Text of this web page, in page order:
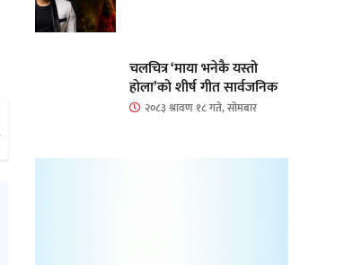
चलचित्र ‘माया भनेकै यस्तो
होला’को शीर्ष गीत सार्वजनिक
२०८३ श्रावण १८ गते, सोमबार